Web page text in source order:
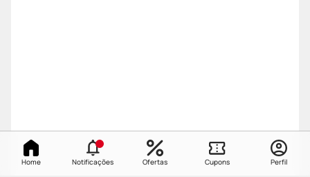
Home Notificações Ofertas Cupons Perfil